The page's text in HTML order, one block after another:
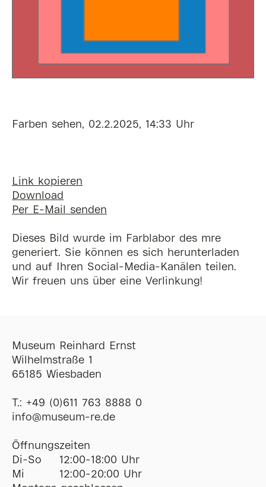
Farben sehen, 02.2.2025, 14:33 Uhr
Link kopieren
Download
Per E-Mail senden
Dieses Bild wurde im Farblabor des mre
generiert. Sie können es sich herunterladen
und auf Ihren Social-Media-Kanälen teilen.
Wir freuen uns über eine Verlinkung!
Museum Reinhard Ernst
Wilhelmstraße 1
65185 Wiesbaden
T.: +49 (0)611 763 8888 0
ofni@museum-re de
Öffnungszeiten
Di-So
12:00-18:00 Uhr
Mi
12:00-20:00 Uhr